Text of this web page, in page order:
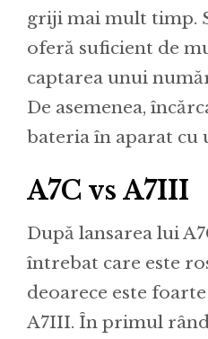
griji mai mult timp.
oferă suficient de
captarea unui
De asemenea,
bateria în aparat cu
A7C vs A7III
După lansarea lui
întrebat care este
deoarece este
A7III. În primul